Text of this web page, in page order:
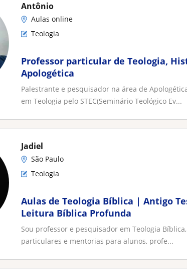
Antônio
Aulas online
Teologia
Professor particular de Teologia,
Apologética
Palestrante e pesquisador na área de
em Teologia pelo STEC(Seminário Teológico Ev...
Jadiel
São Paulo
Teologia
Aulas de Teologia Bíblica | Antigo
Leitura Bíblica Profunda
Sou professor e pesquisador em Teologia
particulares e mentorias para alunos, profe...